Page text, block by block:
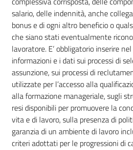
salario, delle indennità, anche
bonus e di ogni altro beneficio o
che siano stati eventualmente
lavoratore. E’ obbligatorio inserire
informazioni e i dati sui processi di
assunzione, sui processi di
utilizzate per l’accesso alla
alla formazione manageriale, sugli
resi disponibili per promuovere la
vita e di lavoro, sulla presenza di
garanzia di un ambiente di lavoro
criteri adottati per le progressioni di